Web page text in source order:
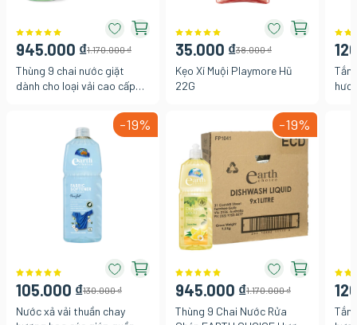
945.000 ₫1.170.000 ₫
Thùng 9 chai nước giặt
dành cho loại vải cao cấp
35.000 ₫38.000 ₫
Kẹo Xí Muội Playmore Hũ
22G
-19%
105.000 ₫130.000 ₫
Nước xả vải thuần chay
-19%
945.000 ₫1.170.000 ₫
Thùng 9 Chai Nước Rửa